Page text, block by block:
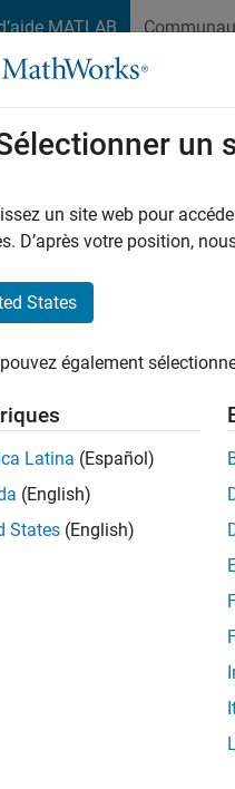
MATLAB
et test
un
un site web pour
D’après votre position,
States
également
Latina (Español)
(English)
States (English)